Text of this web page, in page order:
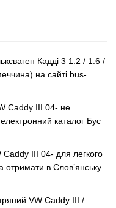
Кадді 3 1.2 / 1.6 /
на сайті bus-
Caddy III 04- не
каталог Бус
Caddy III 04- для легкого
отримати в Слов’янську
VW Caddy III /